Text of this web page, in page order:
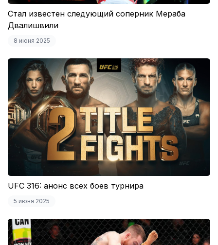
Стал известен следующий соперник Мераба
Двалишвили
8 июня 2025
UFC 316: анонс всех боев турнира
5 июня 2025